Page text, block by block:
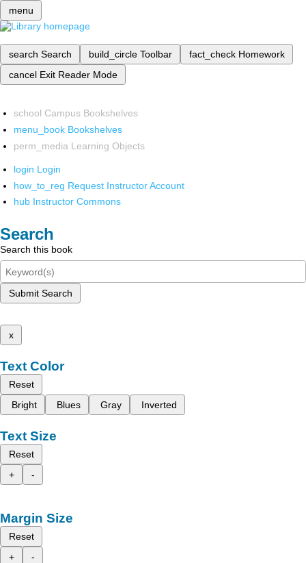
menu
search Search build_circle Toolbar fact_check Homework
cancel Exit Reader Mode
school Campus Bookshelves
menu_book Bookshelves
perm_media Learning Objects
login Login
how_to_reg Request Instructor Account
hub Instructor Commons
Search
Search this book
Submit Search
x
Text Color
Reset
Bright
Blues Gray Inverted
Text Size
Reset
+
-
Margin Size
Reset
+
-